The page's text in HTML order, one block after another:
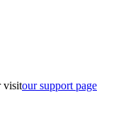
visitour support page